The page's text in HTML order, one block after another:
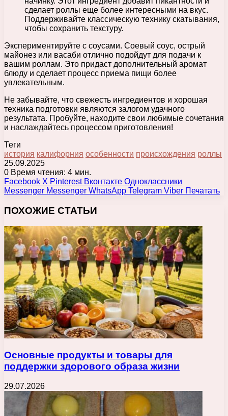
сделает роллы еще более интересными на вкус.
Поддерживайте классическую технику скатывания,
чтобы сохранить текстуру.
Экспериментируйте с соусами. Соевый соус, острый
майонез или васаби отлично подойдут для подачи к
вашим роллам. Это придаст дополнительный аромат
блюду и сделает процесс приема пищи более
увлекательным.
Не забывайте, что свежесть ингредиентов и хорошая
техника подготовки являются залогом удачного
результата. Пробуйте, находите свои любимые сочетания
и наслаждайтесь процессом приготовления!
Теги
история калифорния особенности происхождения роллы
25.09.2025
0 Время чтения: 4 мин.
Facebook X Pinterest Вконтакте Одноклассники
Messenger Messenger WhatsApp Telegram Viber Печатать
ПОХОЖИЕ СТАТЬИ
Основные продукты и товары для
поддержки здорового образа жизни
29.07.2026